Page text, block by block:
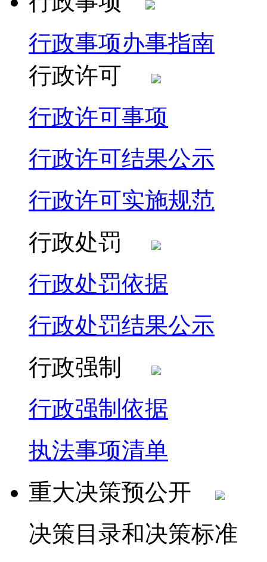
行政事项办事指南
行政许可
行政许可事项
行政许可结果公示
行政许可实施规范
行政处罚
行政处罚依据
行政处罚结果公示
行政强制
行政强制依据
执法事项清单
重大决策预公开
决策目录和决策标准